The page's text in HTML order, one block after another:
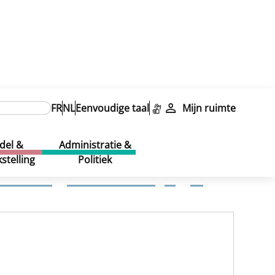
FRNLEenvoudige taal Mijn ruimte
&
Administratie &
Politiek
–
Reglementswijziging